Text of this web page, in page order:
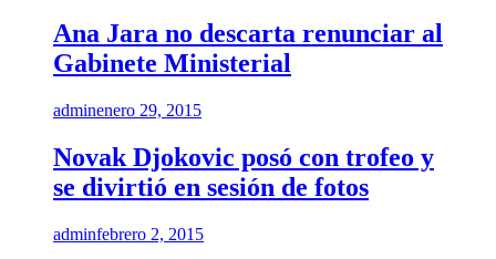
Ana Jara no descarta renunciar al
Gabinete Ministerial
adminenero 29, 2015
Novak Djokovic posó con trofeo y
se divirtió en sesión de fotos
adminfebrero 2, 2015